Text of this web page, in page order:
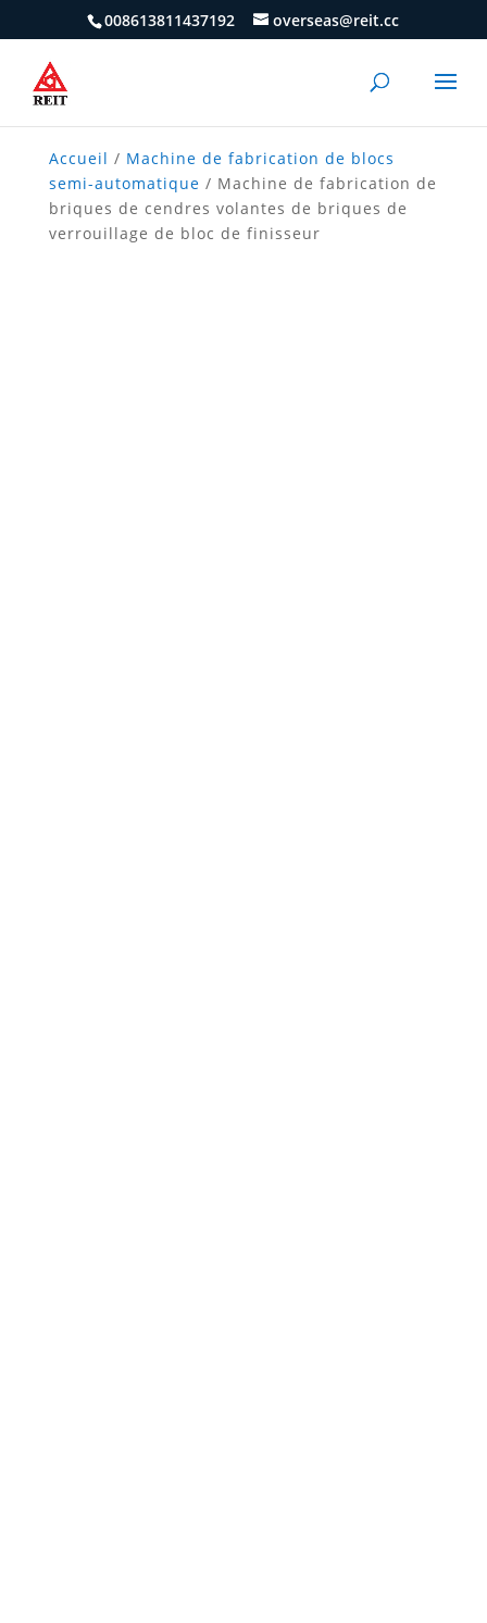
008613811437192 overseas@reit.cc
Accueil / Machine de fabrication de blocs
semi-automatique / Machine de fabrication de
briques de cendres volantes de briques de
verrouillage de bloc de finisseur